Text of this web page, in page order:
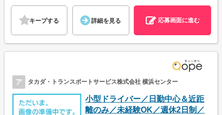
キープする 詳細を見る 応募画面に進む
ア タカダ・トランスポートサービス株式会社 横浜センター
小型ドライバー／日勤中心＆近距
離のみ／未経験OK／週休2日制／